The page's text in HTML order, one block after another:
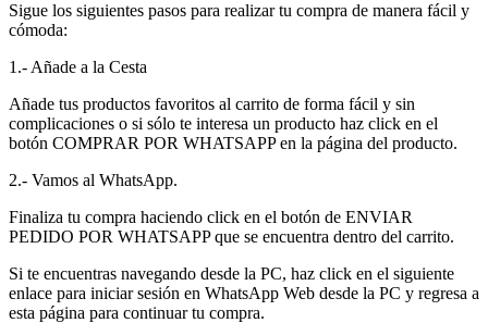
Sigue los siguientes pasos para realizar tu compra de manera fácil y
cómoda:
1.- Añade a la Cesta
Añade tus productos favoritos al carrito de forma fácil y sin
complicaciones o si sólo te interesa un producto haz click en el
botón COMPRAR POR WHATSAPP en la página del producto.
2.- Vamos al WhatsApp.
Finaliza tu compra haciendo click en el botón de ENVIAR
PEDIDO POR WHATSAPP que se encuentra dentro del carrito.
Si te encuentras navegando desde la PC, haz click en el siguiente
enlace para iniciar sesión en WhatsApp Web desde la PC y regresa a
esta página para continuar tu compra.